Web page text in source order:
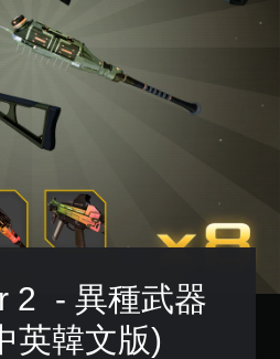
2  - 異種武器
英韓文版)